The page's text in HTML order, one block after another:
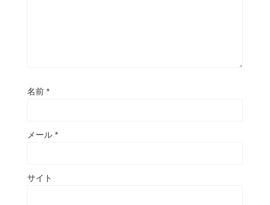
名前 *
メール *
サイト